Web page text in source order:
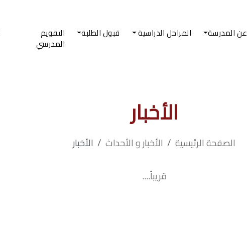
عن المدرسة المراحل الدراسية قبول الطلبة التقويم
المدرسي
الأخبار
الصفحة الرئيسية الأخبار و الأحداث
الأخبار
قريباً....